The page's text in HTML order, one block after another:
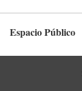
Espacio Público